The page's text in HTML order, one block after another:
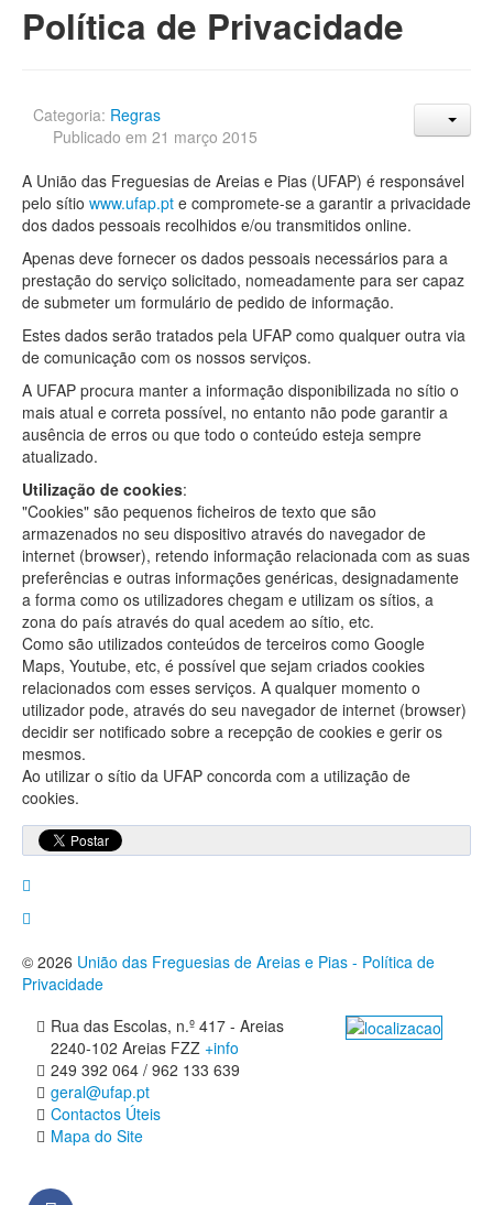
GALERIA DE FOTOS
Política de Privacidade
Categoria: Regras
Publicado em 21 março 2015
A União das Freguesias de Areias e Pias (UFAP) é responsável
pelo sítio www.ufap.pt e compromete-se a garantir a privacidade
dos dados pessoais recolhidos e/ou transmitidos online.
Apenas deve fornecer os dados pessoais necessários para a
prestação do serviço solicitado, nomeadamente para ser capaz
de submeter um formulário de pedido de informação.
Estes dados serão tratados pela UFAP como qualquer outra via
de comunicação com os nossos serviços.
A UFAP procura manter a informação disponibilizada no sítio o
mais atual e correta possível, no entanto não pode garantir a
ausência de erros ou que todo o conteúdo esteja sempre
atualizado.
Utilização de cookies:
"Cookies" são pequenos ficheiros de texto que são
armazenados no seu dispositivo através do navegador de
internet (browser), retendo informação relacionada com as suas
preferências e outras informações genéricas, designadamente
a forma como os utilizadores chegam e utilizam os sítios, a
zona do país através do qual acedem ao sítio, etc.
Como são utilizados conteúdos de terceiros como Google
Maps, Youtube, etc, é possível que sejam criados cookies
relacionados com esses serviços. A qualquer momento o
utilizador pode, através do seu navegador de internet (browser)
decidir ser notificado sobre a recepção de cookies e gerir os
mesmos.
Ao utilizar o sítio da UFAP concorda com a utilização de
cookies.
© 2026 União das Freguesias de Areias e Pias - Política de
Privacidade
Rua das Escolas, n.º 417 - Areias
2240-102 Areias FZZ +info
249 392 064 / 962 133 639
geral@ufap.pt
Contactos Úteis
Mapa do Site